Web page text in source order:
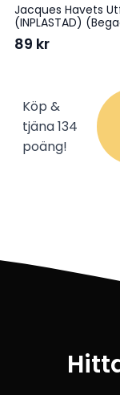
Jacques Havets
(INPLASTAD)
89 kr
Köp &
tjäna 134
poäng!